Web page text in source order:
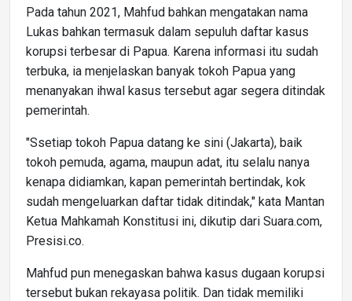
Pada tahun 2021, Mahfud bahkan mengatakan nama
Lukas bahkan termasuk dalam sepuluh daftar kasus
korupsi terbesar di Papua. Karena informasi itu sudah
terbuka, ia menjelaskan banyak tokoh Papua yang
menanyakan ihwal kasus tersebut agar segera ditindak
pemerintah.
"Ssetiap tokoh Papua datang ke sini (Jakarta), baik
tokoh pemuda, agama, maupun adat, itu selalu nanya
kenapa didiamkan, kapan pemerintah bertindak, kok
sudah mengeluarkan daftar tidak ditindak," kata Mantan
Ketua Mahkamah Konstitusi ini, dikutip dari Suara.com,
Presisi.co.
Mahfud pun menegaskan bahwa kasus dugaan korupsi
tersebut bukan rekayasa politik. Dan tidak memiliki